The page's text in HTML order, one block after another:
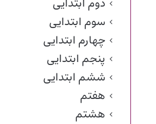
دوم ابتدایی
سوم ابتدایی
چهارم ابتدایی
پنجم ابتدایی
ششم ابتدایی
هفتم
هشتم